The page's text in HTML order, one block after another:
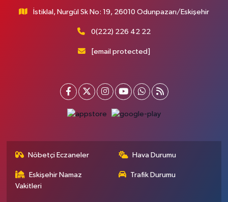
İstiklal, Nurgül Sk No: 19, 26010 Odunpazarı/Eskişehir
0(222) 226 42 22
[email protected]
Nöbetçi Eczaneler Hava Durumu
Eskişehir Namaz
Vakitleri
Trafik Durumu